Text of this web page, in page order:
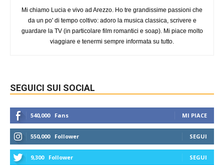
Mi chiamo Lucia e vivo ad Arezzo. Ho tre grandissime passioni che
da un po' di tempo coltivo: adoro la musica classica, scrivere e
guardare la TV (in particolare film romantici e soap). Mi piace molto
viaggiare e tenermi sempre informata su tutto.
SEGUICI SUI SOCIAL
540,000 Fans MI PIACE
550,000 Follower SEGUI
9,300 Follower SEGUI